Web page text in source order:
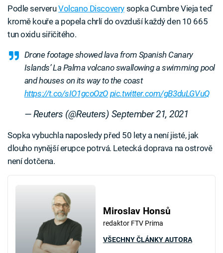
Podle serveruVolcano Discoverysopka Cumbre Vieja teď
kromě kouře a popela chrlí do ovzduší každý den 10 665
tun oxidu siřičitého.
Drone footage showed lava from Spanish Canary
Islands’ La Palma volcano swallowing a swimming pool
and houses on its way to the coast
https://t.co/sIO1gcoOzO pic.twitter.com/gB3duLGVuQ
— Reuters (@Reuters) September 21, 2021
Sopka vybuchla naposledy před 50 lety a není jisté, jak
dlouho nynější erupce potrvá. Letecká doprava na ostrově
není dotčena.
Miroslav Honsů
redaktor FTV Prima
VŠECHNY ČLÁNKY AUTORA